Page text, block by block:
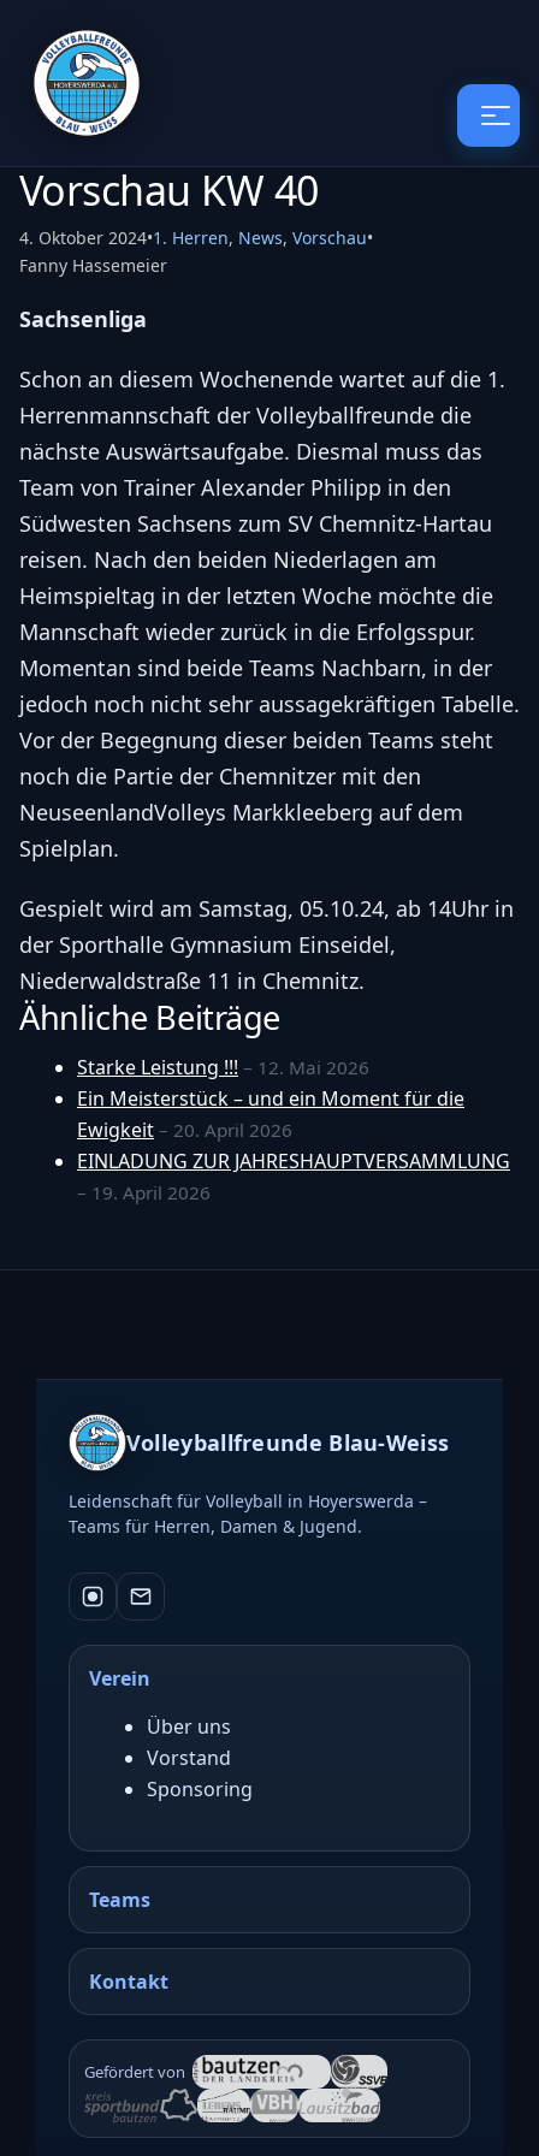
Vorschau KW 40
4. Oktober 2024•1. Herren, News, Vorschau•
Fanny Hassemeier
Sachsenliga
Schon an diesem Wochenende wartet auf die 1.
Herrenmannschaft der Volleyballfreunde die
nächste Auswärtsaufgabe. Diesmal muss das
Team von Trainer Alexander Philipp in den
Südwesten Sachsens zum SV Chemnitz-Hartau
reisen. Nach den beiden Niederlagen am
Heimspieltag in der letzten Woche möchte die
Mannschaft wieder zurück in die Erfolgsspur.
Momentan sind beide Teams Nachbarn, in der
jedoch noch nicht sehr aussagekräftigen Tabelle.
Vor der Begegnung dieser beiden Teams steht
noch die Partie der Chemnitzer mit den
NeuseenlandVolleys Markkleeberg auf dem
Spielplan.
Gespielt wird am Samstag, 05.10.24, ab 14Uhr in
der Sporthalle Gymnasium Einseidel,
Niederwaldstraße 11 in Chemnitz.
Ähnliche Beiträge
Starke Leistung !!! – 12. Mai 2026
Ein Meisterstück – und ein Moment für die
Ewigkeit – 20. April 2026
EINLADUNG ZUR JAHRESHAUPTVERSAMMLUNG
– 19. April 2026
Volleyballfreunde Blau-Weiss
Leidenschaft für Volleyball in Hoyerswerda –
Teams für Herren, Damen & Jugend.
Verein
Über uns
Vorstand
Sponsoring
Teams
Kontakt
Gefördert von